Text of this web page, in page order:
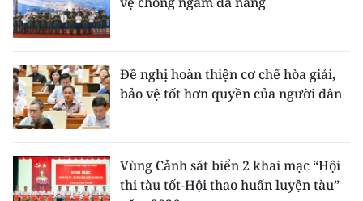
Đề nghị hoàn thiện cơ chế hòa giải,
bảo vệ tốt hơn quyền của người dân
Vùng Cảnh sát biển 2 khai mạc “Hội
thi tàu tốt-Hội thao huấn luyện tàu”